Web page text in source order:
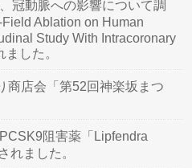
冠動脈への影響について調
Ablation on Human
Study With Intracoronary
した。
商店会「第52回神楽坂まつ
阻害薬「Lipfendra
れました。